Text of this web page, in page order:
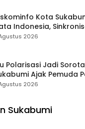
Kota
Indonesia,
Dikebut
2026
Polarisasi Jadi
Ajak Pemuda
2026
Sukabumi